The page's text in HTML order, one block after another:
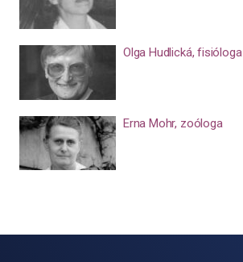
Olga Hudlická, fisióloga
Erna Mohr, zoóloga